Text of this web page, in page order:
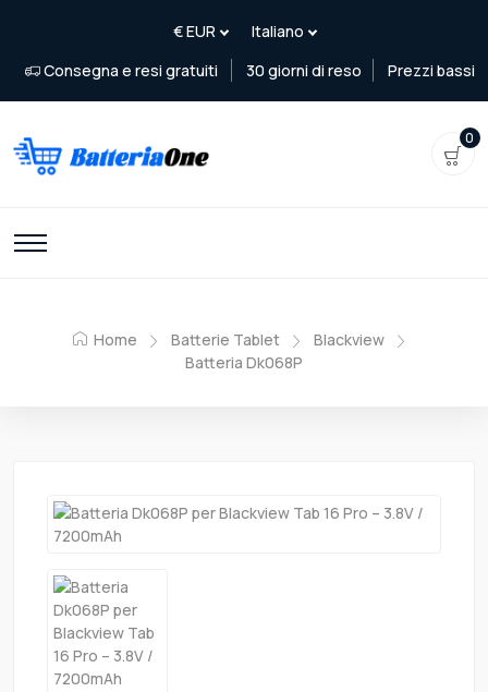
Consegna e resi gratuiti 30 giorni di reso Prezzi bassi
0
Home Batterie Tablet
Blackview
Batteria Dk068P